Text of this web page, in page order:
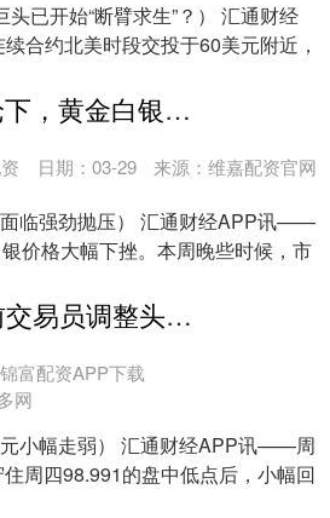
已开始“断臂求生”？） 汇通财经
合约北美时段交投于60美元附近，
天创优配官网 美联储鹰派言论下，黄金白银面临强劲抛压
日期：03-29 来源：维嘉配资官网
面临强劲抛压） 汇通财经APP讯——
价格大幅下挫。本周晚些时候，市
钱生钱配资APP下载 数据潮前交易员调整头寸，美元小幅走弱
富配资APP下载
网
元小幅走弱） 汇通财经APP讯——周
周四98.991的盘中低点后，小幅回